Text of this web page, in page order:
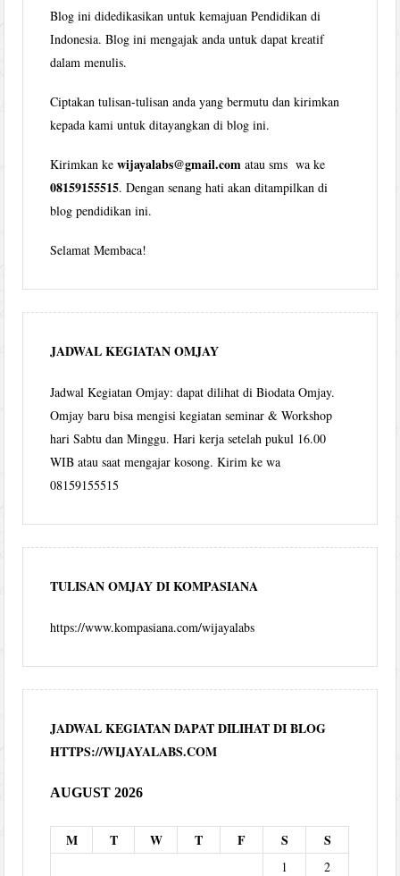
Blog ini didedikasikan untuk kemajuan Pendidikan di
Indonesia. Blog ini mengajak anda untuk dapat kreatif
dalam menulis.
Ciptakan tulisan-tulisan anda yang bermutu dan kirimkan
kepada kami untuk ditayangkan di blog ini.
Kirimkan kewijayalabs@gmail.com atau sms wa ke
08159155515. Dengan senang hati akan ditampilkan di
blog pendidikan ini.
Selamat Membaca!
JADWAL KEGIATAN OMJAY
Jadwal Kegiatan Omjay: dapat dilihat di Biodata Omjay.
Omjay baru bisa mengisi kegiatan seminar & Workshop
hari Sabtu dan Minggu. Hari kerja setelah pukul 16.00
WIB atau saat mengajar kosong. Kirim ke wa
08159155515
TULISAN OMJAY DI KOMPASIANA
https://www.kompasiana.com/wijayalabs
JADWAL KEGIATAN DAPAT DILIHAT DI BLOG
HTTPS://WIJAYALABS.COM
AUGUST 2026
M T W T F S S
1
2